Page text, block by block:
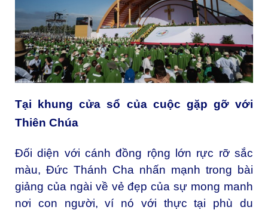
Tại khung cửa sổ của cuộc gặp gỡ với
Thiên Chúa
Đối diện với cánh đồng rộng lớn rực rỡ sắc
màu, Đức Thánh Cha nhấn mạnh trong bài
giảng của ngài về vẻ đẹp của sự mong manh
nơi con người, ví nó với thực tại phù du